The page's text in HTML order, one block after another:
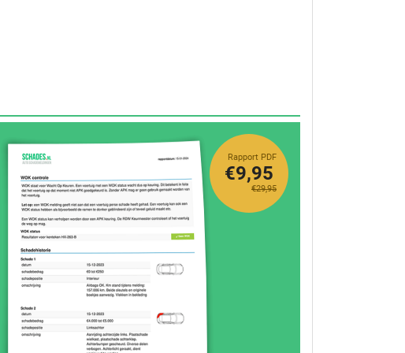
Rapport PDF
€29,95
€9,95